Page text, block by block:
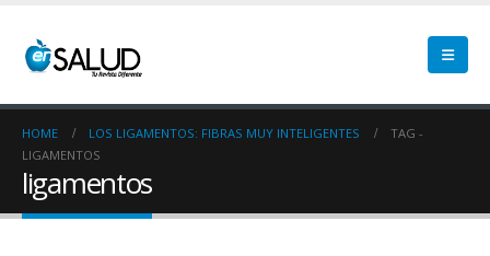
HOME LOS LIGAMENTOS: FIBRAS MUY INTELIGENTES
TAG -
LIGAMENTOS
ligamentos